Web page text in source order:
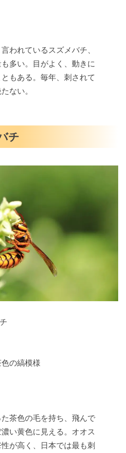
われているスズメバチ、
多い。目がよく、動きに
もある。毎年、刺されて
ない。
チ
の縞模様
茶色の毛を持ち、飛んで
い黄色に見える。オオス
が高く、日本では最も刺